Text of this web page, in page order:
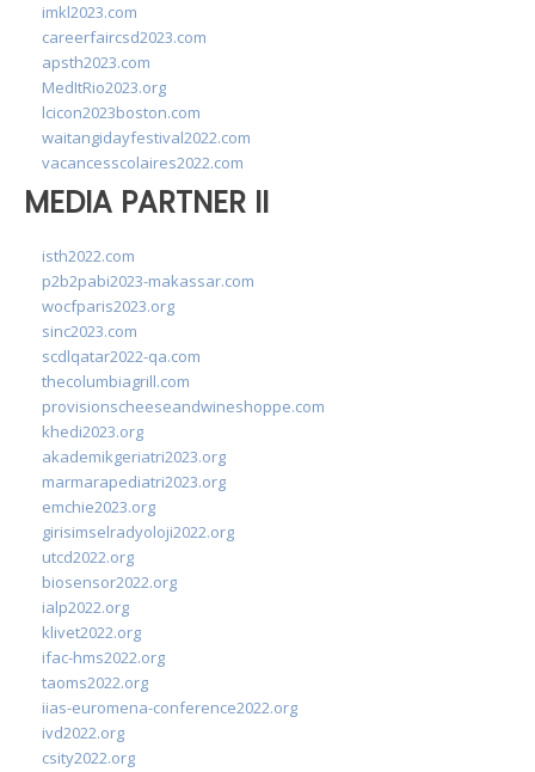
imkl2023.com
careerfaircsd2023.com
apsth2023.com
MedItRio2023.org
lcicon2023boston.com
waitangidayfestival2022.com
vacancesscolaires2022.com
MEDIA PARTNER II
isth2022.com
p2b2pabi2023-makassar.com
wocfparis2023.org
sinc2023.com
scdlqatar2022-qa.com
thecolumbiagrill.com
provisionscheeseandwineshoppe.com
khedi2023.org
akademikgeriatri2023.org
marmarapediatri2023.org
emchie2023.org
girisimselradyoloji2022.org
utcd2022.org
biosensor2022.org
ialp2022.org
klivet2022.org
ifac-hms2022.org
taoms2022.org
iias-euromena-conference2022.org
ivd2022.org
csity2022.org